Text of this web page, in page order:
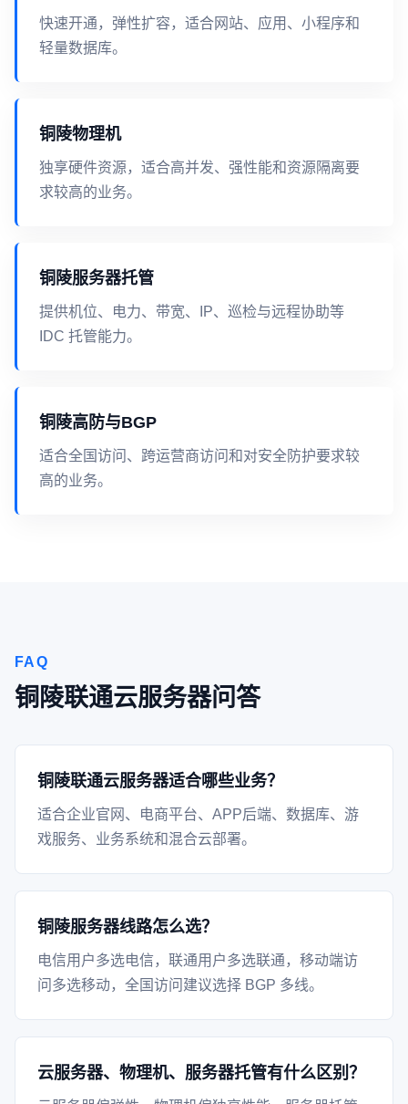
快速开通，弹性扩容，适合网站、应用、小程序和
轻量数据库。
铜陵物理机
独享硬件资源，适合高并发、强性能和资源隔离要
求较高的业务。
铜陵服务器托管
提供机位、电力、带宽、IP、巡检与远程协助等
IDC 托管能力。
铜陵高防与BGP
适合全国访问、跨运营商访问和对安全防护要求较
高的业务。
FAQ
铜陵联通云服务器问答
铜陵联通云服务器适合哪些业务？
适合企业官网、电商平台、APP后端、数据库、游
戏服务、业务系统和混合云部署。
铜陵服务器线路怎么选？
电信用户多选电信，联通用户多选联通，移动端访
问多选移动，全国访问建议选择 BGP 多线。
云服务器、物理机、服务器托管有什么区别？